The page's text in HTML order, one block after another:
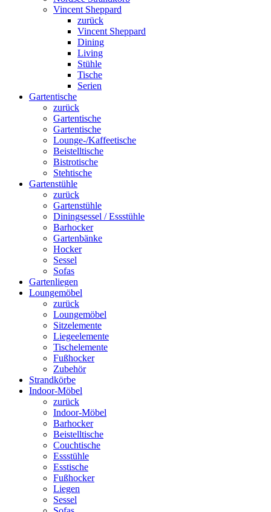
Vincent Sheppard
zurück
Vincent Sheppard
Dining
Living
Stühle
Tische
Serien
Gartentische
zurück
Gartentische
Gartentische
Lounge-/Kaffeetische
Beistelltische
Bistrotische
Stehtische
Gartenstühle
zurück
Gartenstühle
Diningsessel / Essstühle
Barhocker
Gartenbänke
Hocker
Sessel
Sofas
Gartenliegen
Loungemöbel
zurück
Loungemöbel
Sitzelemente
Liegeelemente
Tischelemente
Fußhocker
Zubehör
Strandkörbe
Indoor-Möbel
zurück
Indoor-Möbel
Barhocker
Beistelltische
Couchtische
Essstühle
Esstische
Fußhocker
Liegen
Sessel